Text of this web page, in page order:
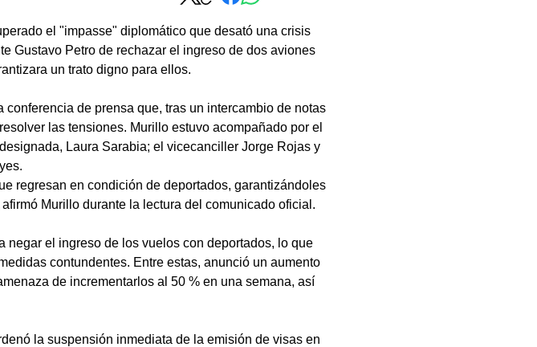
el "impasse" diplomático que desató una crisis
Gustavo Petro de rechazar el ingreso de dos aviones
un trato digno para ellos.
de prensa que, tras un intercambio de notas
las tensiones. Murillo estuvo acompañado por el
Laura Sarabia; el vicecanciller Jorge Rojas y
regresan en condición de deportados, garantizándoles
Murillo durante la lectura del comunicado oficial.
el ingreso de los vuelos con deportados, lo que
contundentes. Entre estas, anunció un aumento
de incrementarlos al 50 % en una semana, así
la suspensión inmediata de la emisión de visas en